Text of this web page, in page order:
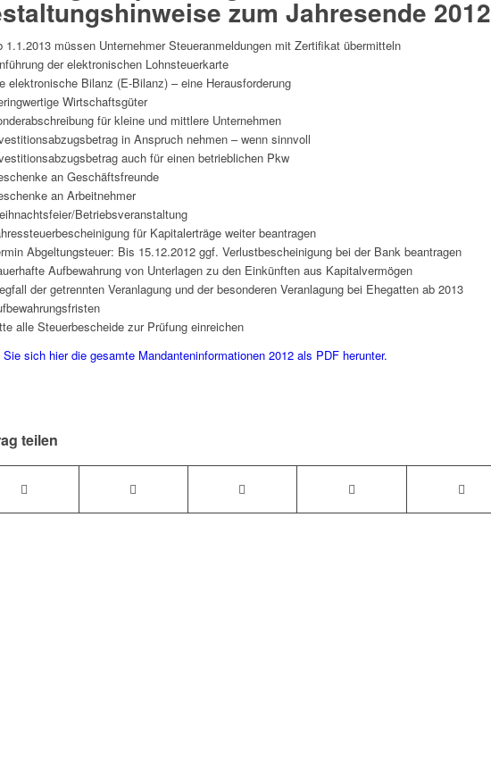
zum Jahresende 2012
1.1.2013 müssen Unternehmer Steueranmeldungen mit Zertifikat übermitteln
der elektronischen Lohnsteuerkarte
elektronische Bilanz (E-Bilanz) – eine Herausforderung
Wirtschaftsgüter
für kleine und mittlere Unternehmen
in Anspruch nehmen – wenn sinnvoll
auch für einen betrieblichen Pkw
an Geschäftsfreunde
an Arbeitnehmer
Betriebsveranstaltung
für Kapitalerträge weiter beantragen
Abgeltungsteuer: Bis 15.12.2012 ggf. Verlustbescheinigung bei der Bank beantragen
Aufbewahrung von Unterlagen zu den Einkünften aus Kapitalvermögen
der getrennten Veranlagung und der besonderen Veranlagung bei Ehegatten ab 2013
alle Steuerbescheide zur Prüfung einreichen
Sie sich hier die gesamte Mandanteninformationen 2012 als PDF herunter.
teilen